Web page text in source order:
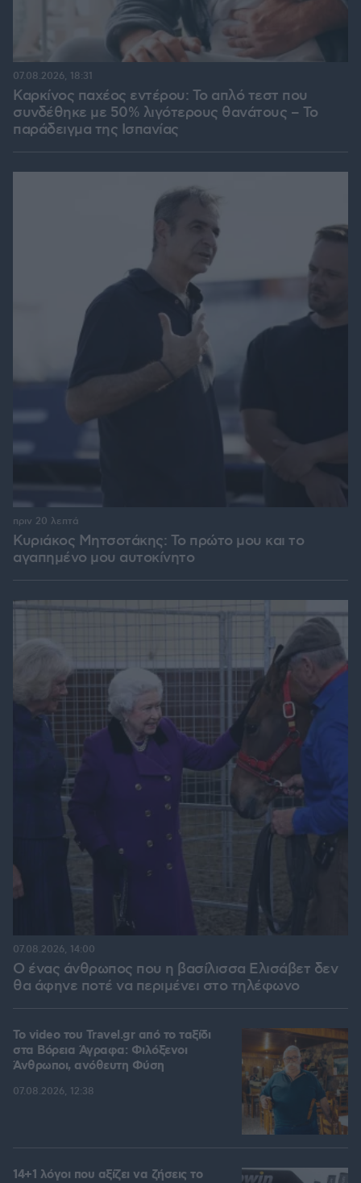
Καρκίνος παχέος εντέρου: Το απλό τεστ που
συνδέθηκε με 50% λιγότερους θανάτους – Το
παράδειγμα της Ισπανίας
07.08.2026, 18:31
Κυριάκος Μητσοτάκης: Το πρώτο μου και το
αγαπημένο μου αυτοκίνητο
πριν 20 λεπτά
Ο ένας άνθρωπος που η βασίλισσα Ελισάβετ δεν
θα άφηνε ποτέ να περιμένει στο τηλέφωνο
07.08.2026, 14:00
To video του Travel.gr από το ταξίδι
στα Βόρεια Άγραφα: Φιλόξενοι
Άνθρωποι, ανόθευτη Φύση
07.08.2026, 12:38
14+1 λόγοι που αξίζει να ζήσεις το